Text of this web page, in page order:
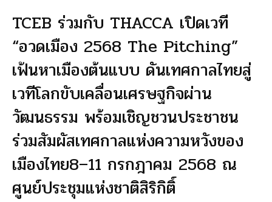
TCEB ร่วมกับ THACCA เปิดเวที
“อวดเมือง 2568 The Pitching”
เฟ้นหาเมืองต้นแบบ ดันเทศกาลไทยสู่
เวทีโลกขับเคลื่อนเศรษฐกิจผ่าน
วัฒนธรรม พร้อมเชิญชวนประชาชน
ร่วมสัมผัสเทศกาลแห่งความหวังของ
เมืองไทย8–11 กรกฎาคม 2568 ณ
ศูนย์ประชุมแห่งชาติสิริกิติ์